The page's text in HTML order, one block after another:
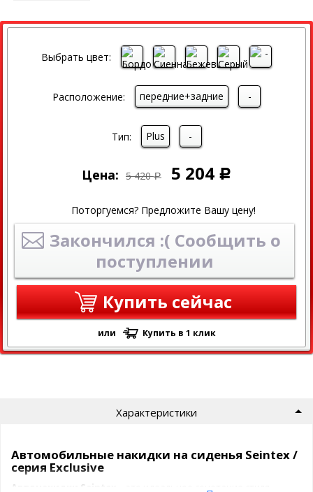
СКИДКА
Выбрать цвет:
Расположение: передние+задние -
Тип: Plus -
Цена: 5 420 Р 5 204 Р
Поторгуемся? Предложите Вашу цену!
Закончился :( Сообщить о
поступлении
Купить сейчас
или Купить в 1 клик
Характеристики
Автомобильные накидки на сиденья Seintex /
серия Exclusive
Автонакидки Seintex